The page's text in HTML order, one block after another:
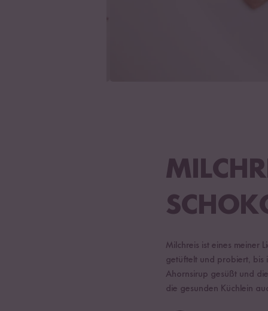
Milchreis ist eines meiner
getüftelt und probiert, bis
Ahornsirup gesüßt und
die gesunden Küchlein